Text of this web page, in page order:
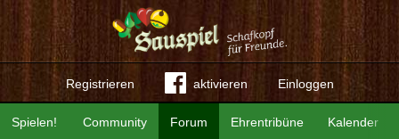
Registrieren aktivieren Einloggen
Community Forum Ehrentribüne Kalender
Spielen!